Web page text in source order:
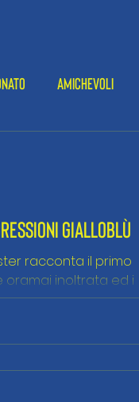
Amichevoli
GIALLOBLÙ
racconta il primo
oramai inoltrata ed i